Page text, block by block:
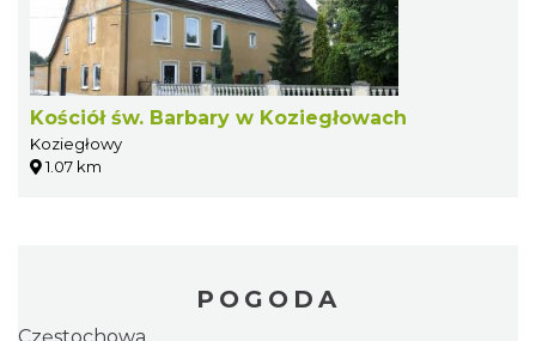
Kościół św. Barbary w Koziegłowach
Koziegłowy
1.07 km
POGODA